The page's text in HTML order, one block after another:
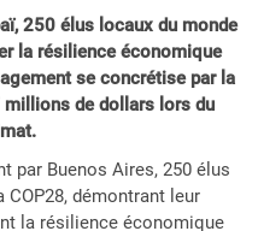
250 élus locaux du monde
la résilience économique
se concrétise par la
de dollars lors du
par Buenos Aires, 250 élus
démontrant leur
la résilience économique